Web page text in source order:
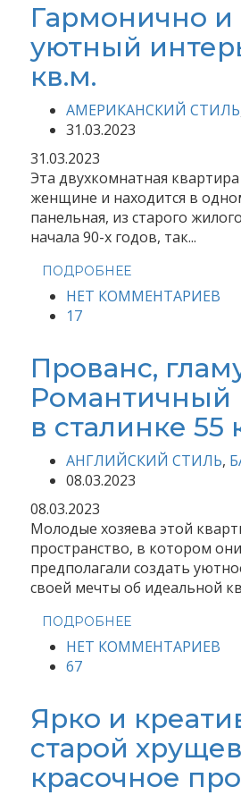
Гармонично и
уютный
кв.м.
АМЕРИКАНСКИЙ СТИЛЬ
31.03.2023
31.03.2023
Эта двухкомнатная
женщине и находится в
панельная, из старого
начала 90-х годов, так...
ПОДРОБНЕЕ
НЕТ КОММЕНТАРИЕВ
17
Прованс,
Романтичный
в сталинке 55
АНГЛИЙСКИЙ СТИЛЬ,
08.03.2023
08.03.2023
Молодые хозяева этой
пространство, в котором
предполагали создать
своей мечты об идеальной
ПОДРОБНЕЕ
НЕТ КОММЕНТАРИЕВ
67
Ярко и
старой
красочное